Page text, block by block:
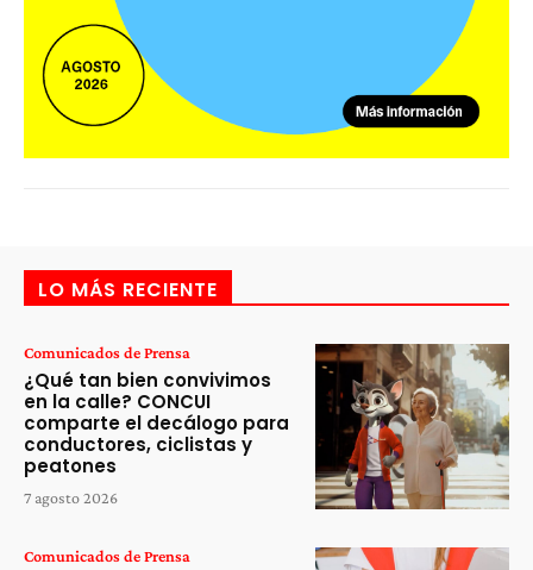
LO MÁS RECIENTE
Comunicados de Prensa
¿Qué tan bien convivimos
en la calle? CONCUI
comparte el decálogo para
conductores, ciclistas y
peatones
7 agosto 2026
Comunicados de Prensa